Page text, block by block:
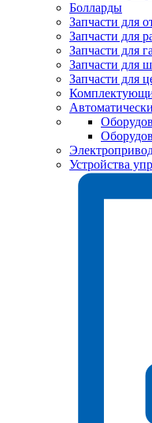
Болларды
Запчасти для
Запчасти для
Запчасти для
Запчасти для
Запчасти для
Устройства